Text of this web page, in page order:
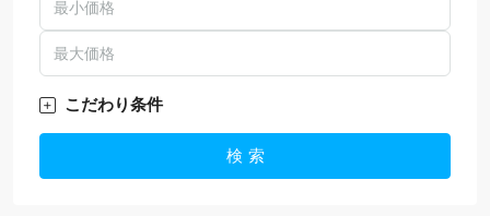
こだわり条件
検 索